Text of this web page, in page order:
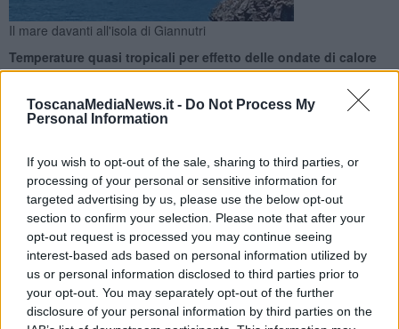
ToscanaMediaNews.it - Do Not Process My
Personal Information
If you wish to opt-out of the sale, sharing to third parties, or
processing of your personal or sensitive information for
targeted advertising by us, please use the below opt-out
section to confirm your selection. Please note that after your
opt-out request is processed you may continue seeing
interest-based ads based on personal information utilized by
us or personal information disclosed to third parties prior to
your opt-out. You may separately opt-out of the further
disclosure of your personal information by third parties on the
Il mare davanti all'isola di Giannutri
Temperature quasi tropicali per effetto delle ondate di calore
africano che si ripetono dal maggio scorso. Nell'Arcipelago
ITALIA —Non ci sono solo la siccità e gli incendi a tormentare
l'estate 2022 con rischi altissimi per l'ambiente. Un altro problema è
il surriscaldameto dei mari, nello specifico il Tirreno.
Secondo le rilevazioni del meteorologo Claudio Tei del
Consorzio
Lamma-Cnr
, le temperature registrate in questi giorni nelle acque
superficiali del Tirreno -29 gradi di temperatura mediae punte di
30 gradialle isole Eolie, in Sicilia - rappresentano "un'anomalia